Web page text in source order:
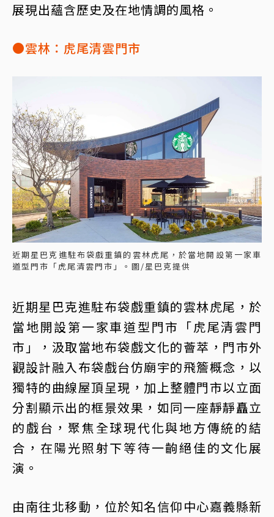
展現出蘊含歷史及在地情調的風格。
●雲林：虎尾清雲門市
近期星巴克進駐布袋戲重鎮的雲林虎尾，於當地開設第一家車
道型門市「虎尾清雲門市」。圖/星巴克提供
近期星巴克進駐布袋戲重鎮的雲林虎尾，於
當地開設第一家車道型門市「虎尾清雲門
市」，汲取當地布袋戲文化的薈萃，門市外
觀設計融入布袋戲台仿廟宇的飛簷概念，以
獨特的曲線屋頂呈現，加上整體門市以立面
分割顯示出的框景效果，如同一座靜靜矗立
的戲台，聚焦全球現代化與地方傳統的結
合，在陽光照射下等待一齣絕佳的文化展
演。
由南往北移動，位於知名信仰中心嘉義縣新